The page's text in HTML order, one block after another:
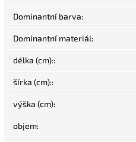
Dominantní barva:
Dominantní materiál:
délka (cm)::
šírka (cm)::
výška (cm):
objem: